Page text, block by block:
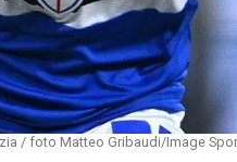
/ foto Matteo Gribaudi/Image